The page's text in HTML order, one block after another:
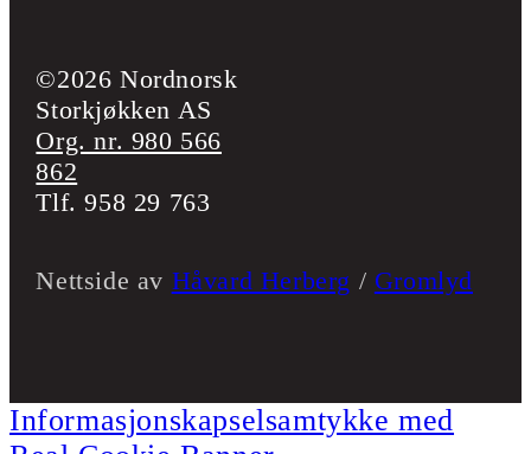
©2026 Nordnorsk
Storkjøkken AS
Org. nr. 980 566
862
Tlf. 958 29 763
Nettside av Håvard Herberg / Gromlyd
Informasjonskapselsamtykke med